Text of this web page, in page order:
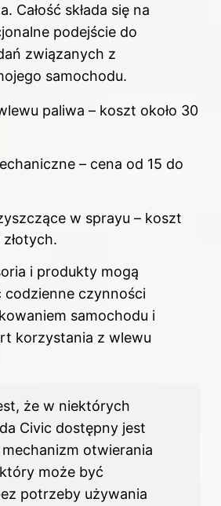
Całość składa się na
podejście do
związanych z
samochodu.
paliwa – koszt około 30
– cena od 15 do
w sprayu – koszt
i produkty mogą
codzienne czynności
samochodu i
korzystania z wlewu
że w niektórych
Civic dostępny jest
otwierania
może być
potrzeby używania